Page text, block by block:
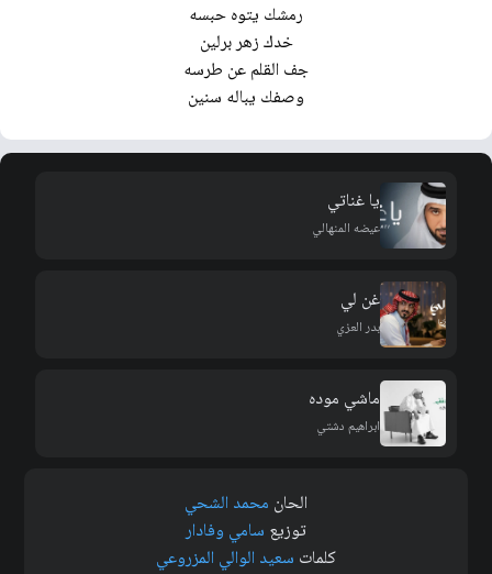
رمشك يتوه حبسه
خدك زهر برلين
جف القلم عن طرسه
وصفك يباله سنين
يا غناتي
عيضه المنهالي
غن لي
بدر العزي
ماشي موده
ابراهيم دشتي
الحان محمد الشحي
توزيع سامي وفادار
كلمات سعيد الوالي المزروعي